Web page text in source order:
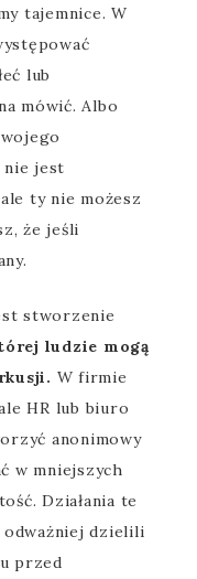
tajemnice. W
lub
mówić. Albo
nie jest
ty nie możesz
że jeśli
stworzenie
ludzie mogą
W firmie
HR lub biuro
anonimowy
w mniejszych
Działania te
odważniej dzielili
przed